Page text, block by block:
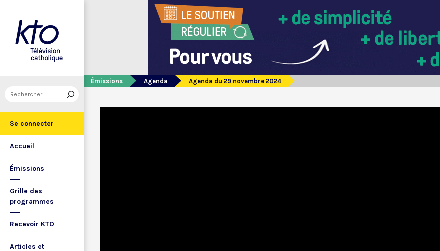
Se connecter
Accueil
Émissions
Grille des
programmes
Recevoir KTO
Articles et
Émissions Agenda Agenda du 29 novembre 2024